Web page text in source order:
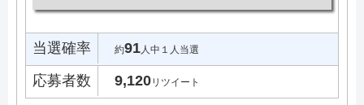
当選確率 約91人中１人当選
応募者数 9,120リツイート